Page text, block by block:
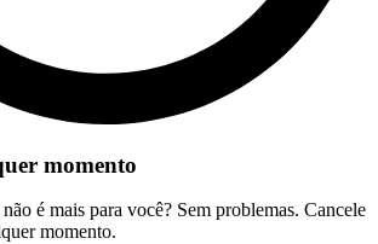
momento
é mais para você? Sem problemas. Cancele
momento.